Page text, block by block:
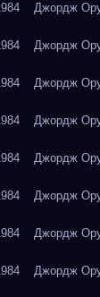
Джордж
Джордж
Джордж
Джордж
Джордж
Джордж
Джордж
Джордж